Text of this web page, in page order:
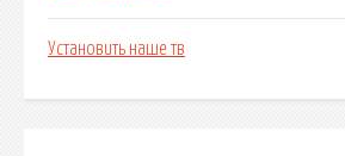
Установить наше тв